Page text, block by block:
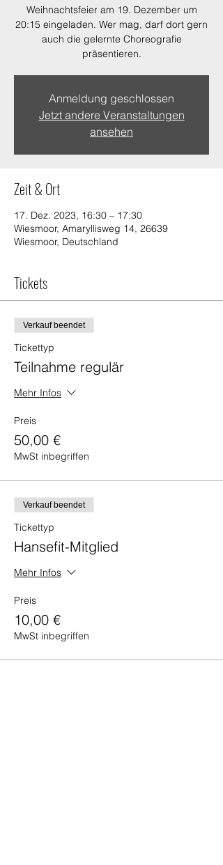
Weihnachtsfeier am 19. Dezember um
20:15 eingeladen. Wer mag, darf dort gern
auch die gelernte Choreografie
präsentieren.
Anmeldung geschlossen
Jetzt andere Veranstaltungen
ansehen
Zeit & Ort
17. Dez. 2023, 16:30 – 17:30
Wiesmoor, Amaryllisweg 14, 26639
Wiesmoor, Deutschland
Tickets
Verkauf beendet
Tickettyp
Teilnahme regulär
Mehr Infos
Preis
50,00 €
MwSt inbegriffen
Verkauf beendet
Tickettyp
Hansefit-Mitglied
Mehr Infos
Preis
10,00 €
MwSt inbegriffen